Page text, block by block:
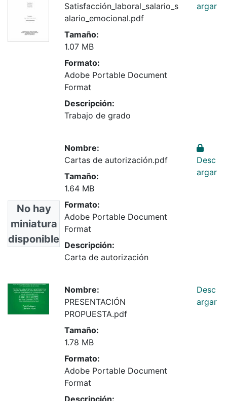
Satisfacción_laboral_salario_s
alario_emocional.pdf
Tamaño:
1.07 MB
Formato:
Adobe Portable Document
Format
Descripción:
Trabajo de grado
argar
No hay
miniatura
disponible
Nombre:
Cartas de autorización.pdf
Tamaño:
1.64 MB
Formato:
Adobe Portable Document
Format
Descripción:
Carta de autorización
Desc
argar
Nombre:
PRESENTACIÓN
PROPUESTA.pdf
Tamaño:
1.78 MB
Formato:
Adobe Portable Document
Format
Descripción:
Desc
argar